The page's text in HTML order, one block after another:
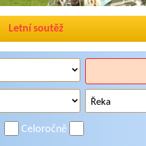
Letní soutěž
Celoročně